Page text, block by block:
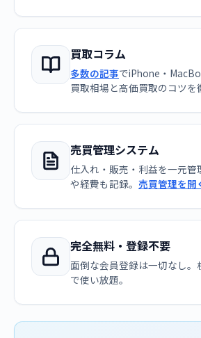
買取コラム
多数の記事でiPhone・
買取相場と高価買取のコツを
売買管理システム
仕入れ・販売・利益を一元管
や経費も記録。 売買管理を
完全無料・登録不要
面倒な会員登録は一切なし。
で使い放題。